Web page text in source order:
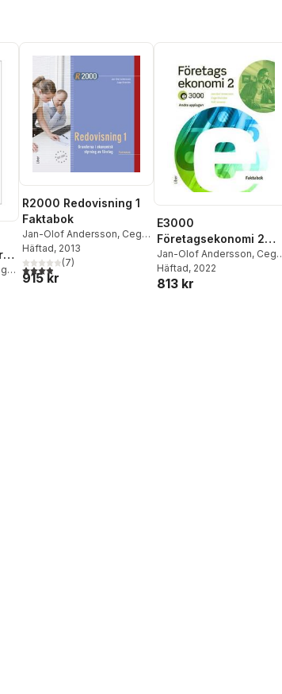
röster:
R2000 Redovisning 1
Faktabok
Jan-Olof Andersson, Cege
Ekström
Häftad, 2013
3,9utav 5 stjärnor. Totalt antal röster:
(7)
915 kr
E3000
Företagsekonomi 2
Faktabok
Jan-Olof Andersson, Cege
Ekström,Rolf Jansson
Häftad, 2022
813 kr